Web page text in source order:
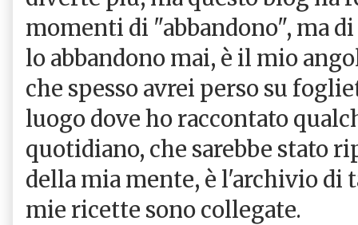
momenti di "abbandono", ma
lo abbandono mai, è il mio
che spesso avrei perso su
luogo dove ho raccontato
quotidiano, che sarebbe stato
della mia mente, è l'archivio di
mie ricette sono collegate.